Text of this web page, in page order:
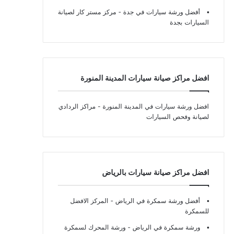
أفضل ورشة سيارات في جدة - مركز مستر كار لصيانة
السيارات بجدة
افضل مراكز صيانة سيارات المدينة المنورة
افضل ورشة سيارات في المدينة المنورة - مراكز الردادي
لصيانة وفحص السيارات
افضل مراكز صيانة سيارات بالرياض
أفضل ورشة سمكرة في الرياض - المركز الافضل
للسمكرة
ورشة سمكرة في الرياض - ورشة المحرك لسمكرة